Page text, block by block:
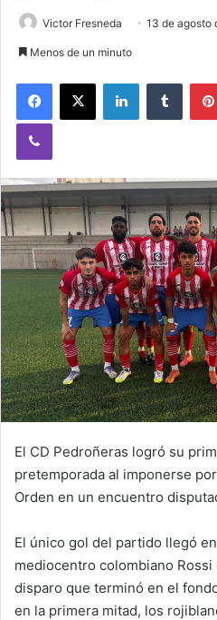
Victor Fresneda 13 de agosto
Menos de un minuto
El CD Pedroñeras logró su
pretemporada al imponerse
Orden en un encuentro
El único gol del partido llegó
mediocentro colombiano
disparo que terminó en el
en la primera mitad, los